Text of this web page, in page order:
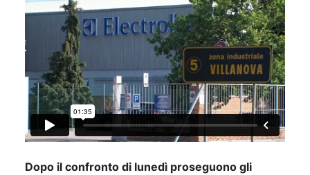
Dopo il confronto di lunedì proseguono gli